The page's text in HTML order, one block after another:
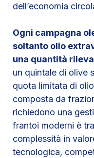
dell’economia
Ogni campagna
soltanto olio
una quantità
un quintale di olive
quota limitata di
composta da
richiedono una
frantoi moderni è
complessità in
tecnologica,